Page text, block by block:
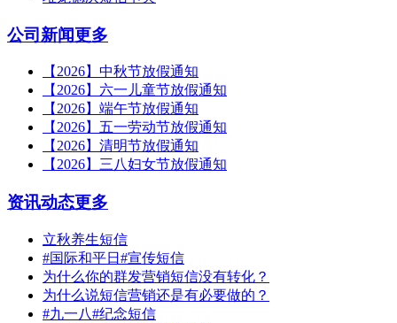
公司新闻更多
【2026】中秋节放假通知
【2026】六一儿童节放假通知
【2026】端午节放假通知
【2026】五一劳动节放假通知
【2026】清明节放假通知
【2026】三八妇女节放假通知
资讯动态更多
立秋养生短信
#国际和平日#宣传短信
为什么你的群发营销短信没有转化？
为什么说短信营销还是有必要做的？
#九一八#纪念短信